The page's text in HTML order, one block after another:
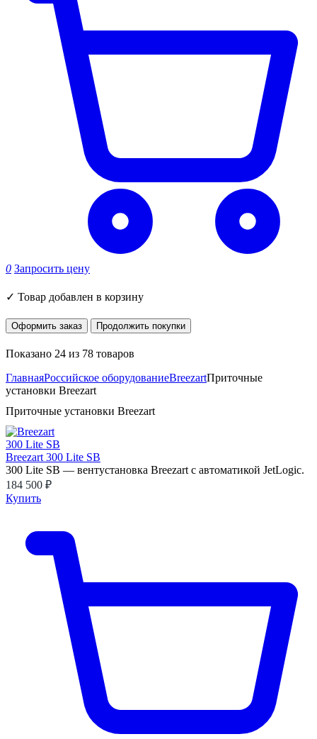
0 Запросить цену
✓ Товар добавлен в корзину
Оформить заказ Продолжить покупки
Показано 24 из 78 товаров
ГлавнаяРоссийское оборудованиеBreezartПриточные
установки Breezart
Приточные установки Breezart
Breezart 300 Lite SB
300 Lite SB — вентустановка Breezart с автоматикой JetLogic.
184 500 ₽
Купить